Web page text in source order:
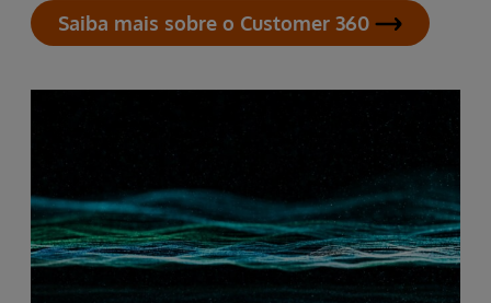
Saiba mais sobre o Customer 360